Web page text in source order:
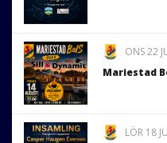
ONS 22
Mariestad
LÖR 18